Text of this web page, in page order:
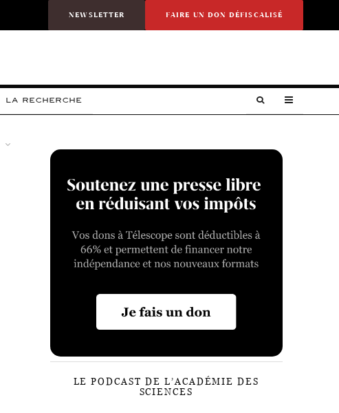
NEWSLETTER FAIRE UN DON DÉFISCALISÉ
LA RECHERCHE
LE PODCAST DE L’ACADÉMIE DES
SCIENCES